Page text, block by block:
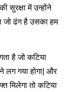
सुरक्षा में उन्होंने
ढंग है उसका हम
है जो कटिया
लग गया होगा| और
मिलेगा तो कटिया